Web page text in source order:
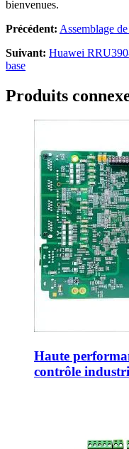
bienvenues.
Précédent: Assemblage
Suivant: Huawei
base
Produits
Haute
contrôle